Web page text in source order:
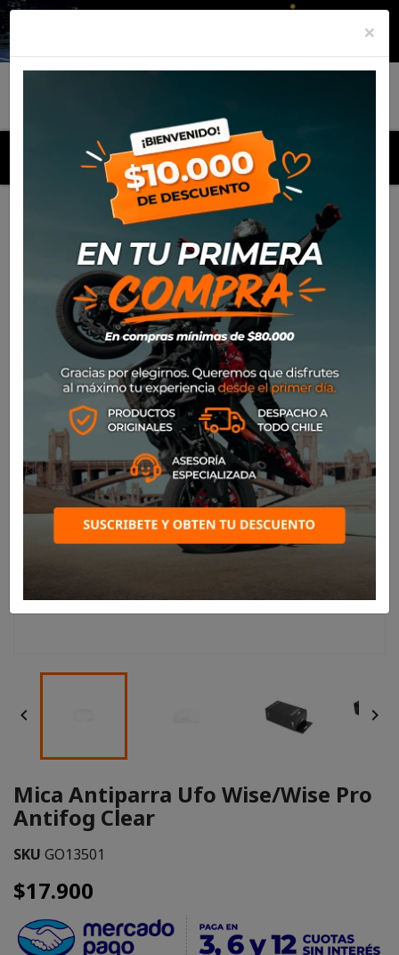
MENU
Productos
Mica Antiparra Ufo Wise/Wise Pro
Antifog Clear
 
Mica Antiparra Ufo Wise/Wise Pro
Antifog Clear
SKU GO13501
$17.900
×